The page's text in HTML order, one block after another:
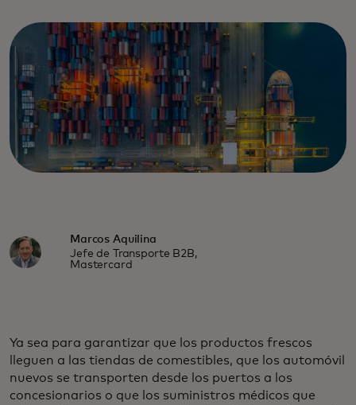
Marcos Aquilina
Jefe de Transporte B2B,
Mastercard
Ya sea para garantizar que los productos frescos
lleguen a las tiendas de comestibles, que los automóvil
nuevos se transporten desde los puertos a los
concesionarios o que los suministros médicos que